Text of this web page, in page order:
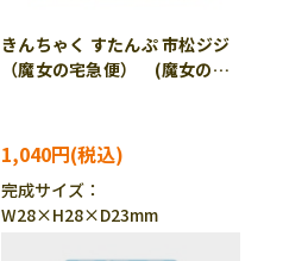
きんちゃく すたんぷ 市松ジジ
（魔女の宅急便） (魔女の宅
1,040円
完成サイズ：
W28×H28×D23mm